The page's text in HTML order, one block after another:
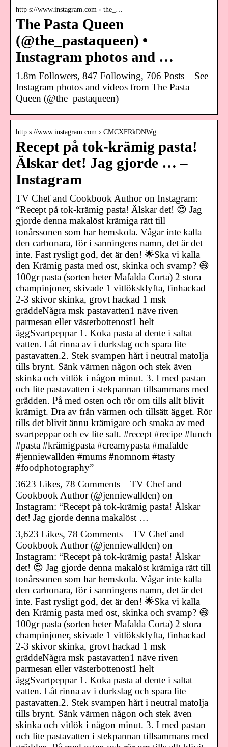
http s://www.instagram.com › the_…
The Pasta Queen
(@the_pastaqueen) •
Instagram photos and …
1.8m Followers, 847 Following, 706 Posts – See
Instagram photos and videos from The Pasta
Queen (@the_pastaqueen)
http s://www.instagram.com › CMCXFRkDNWg
Recept på tok-krämig pasta!
Älskar det! Jag gjorde … –
Instagram
TV Chef and Cookbook Author on Instagram:
“Recept på tok-krämig pasta! Älskar det! 😍 Jag
gjorde denna makalöst krämiga rätt till
tonårssonen som har hemskola. Vågar inte kalla
den carbonara, för i sanningens namn, det är det
inte. Fast rysligt god, det är den! 🌟Ska vi kalla
den Krämig pasta med ost, skinka och svamp? 😄
100gr pasta (sorten heter Mafalda Corta) 2 stora
champinjoner, skivade 1 vitlöksklyfta, finhackad
2-3 skivor skinka, grovt hackad 1 msk
gräddeNågra msk pastavatten1 näve riven
parmesan eller västerbottenost1 helt
äggSvartpeppar 1. Koka pasta al dente i saltat
vatten. Låt rinna av i durkslag och spara lite
pastavatten.2. Stek svampen hårt i neutral matolja
tills brynt. Sänk värmen någon och stek även
skinka och vitlök i någon minut. 3. I med pastan
och lite pastavatten i stekpannan tillsammans med
grädden. På med osten och rör om tills allt blivit
krämigt. Dra av från värmen och tillsätt ägget. Rör
tills det blivit ännu krämigare och smaka av med
svartpeppar och ev lite salt. #recept #recipe #lunch
#pasta #krämigpasta #creamypasta #mafalde
#jenniewallden #mums #nomnom #tasty
#foodphotography”
3623 Likes, 78 Comments – TV Chef and
Cookbook Author (@jenniewallden) on
Instagram: “Recept på tok-krämig pasta! Älskar
det! Jag gjorde denna makalöst …
3,623 Likes, 78 Comments – TV Chef and
Cookbook Author (@jenniewallden) on
Instagram: “Recept på tok-krämig pasta! Älskar
det! 😍 Jag gjorde denna makalöst krämiga rätt till
tonårssonen som har hemskola. Vågar inte kalla
den carbonara, för i sanningens namn, det är det
inte. Fast rysligt god, det är den! 🌟Ska vi kalla
den Krämig pasta med ost, skinka och svamp? 😄
100gr pasta (sorten heter Mafalda Corta) 2 stora
champinjoner, skivade 1 vitlöksklyfta, finhackad
2-3 skivor skinka, grovt hackad 1 msk
gräddeNågra msk pastavatten1 näve riven
parmesan eller västerbottenost1 helt
äggSvartpeppar 1. Koka pasta al dente i saltat
vatten. Låt rinna av i durkslag och spara lite
pastavatten.2. Stek svampen hårt i neutral matolja
tills brynt. Sänk värmen någon och stek även
skinka och vitlök i någon minut. 3. I med pastan
och lite pastavatten i stekpannan tillsammans med